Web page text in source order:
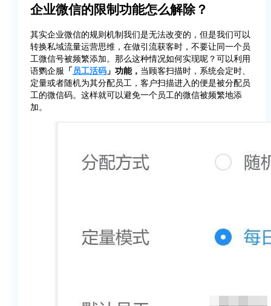
企业微信的限制功能怎么解除 ？
其实企业微信的规则机制我们是无法改变的，但是我们可以
转换私域流量运营思维，在做引流获客时，不要让同一个员
工微信号被频繁添加。那么这种情况如何实现呢？可以利用
语鹦企服 「员工活码 」功能， 当顾客扫描时，系统会定时、
定量或者随机为其分配员工，客户扫描进入的便是被分配员
工的微信码。这样就可以避免一个员工的微信被频繁地添
加。